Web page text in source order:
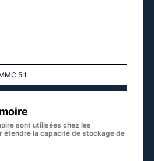
5.1
sont utilisées chez les
la capacité de stockage de